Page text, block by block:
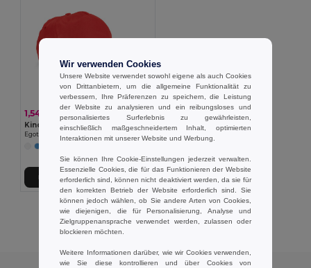
1,54 €
Kindermütze aus Polyester
Egotier 99456
In den Warenkorb
Alle Produkte Anzeigen.
Wir verwenden Cookies
Unsere Website verwendet sowohl eigene als auch Cookies
von Drittanbietern, um die allgemeine Funktionalität zu
verbessern, Ihre Präferenzen zu speichern, die Leistung
der Website zu analysieren und ein reibungsloses und
personalisiertes Surferlebnis zu gewährleisten,
einschließlich maßgeschneidertem Inhalt, optimierten
Interaktionen mit unserer Website und Werbung.
Sie können Ihre Cookie-Einstellungen jederzeit verwalten.
Essenzielle Cookies, die für das Funktionieren der Website
erforderlich sind, können nicht deaktiviert werden, da sie für
den korrekten Betrieb der Website erforderlich sind. Sie
können jedoch wählen, ob Sie andere Arten von Cookies,
wie diejenigen, die für Personalisierung, Analyse und
Zielgruppenansprache verwendet werden, zulassen oder
blockieren möchten.
Weitere Informationen darüber, wie wir Cookies verwenden,
wie Sie diese kontrollieren und über Cookies von